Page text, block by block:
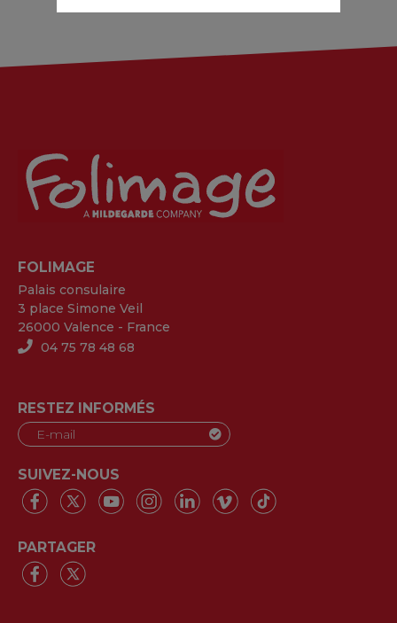
FOLIMAGE
Palais consulaire
3 place Simone Veil
26000 Valence - France
04 75 78 48 68
RESTEZ INFORMÉS
SUIVEZ-NOUS
PARTAGER